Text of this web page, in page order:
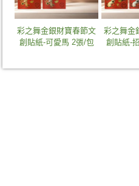
彩之舞金銀財寶春節文
創貼紙-可愛馬 2張/包
彩之舞金
創貼紙-